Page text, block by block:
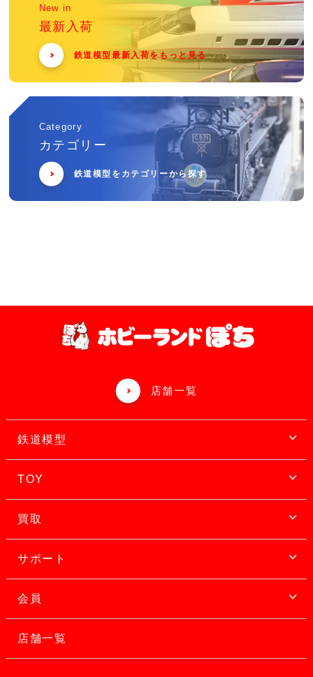
New in
最新入荷
鉄道模型最新入荷をもっと見る
Category
カテゴリー
鉄道模型をカテゴリーから探す
店舗一覧
鉄道模型
TOY
買取
サポート
会員
店舗一覧